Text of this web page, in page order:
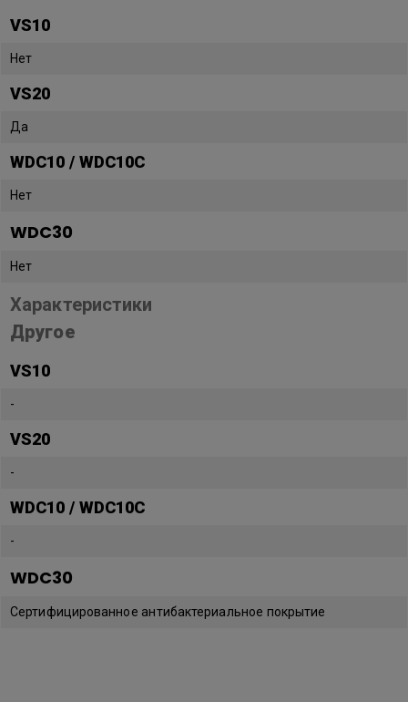
VS10
Нет
VS20
Да
WDC10 / WDC10C
Нет
WDC30
Нет
Характеристики
Другое
VS10
-
VS20
-
WDC10 / WDC10C
-
WDC30
Сертифицированное антибактериальное покрытие